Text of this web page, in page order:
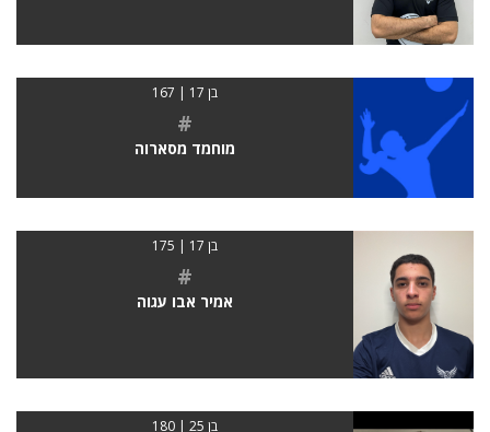
בן 17 | 167
#
מוחמד מסארוה
בן 17 | 175
#
אמיר אבו עגוה
בן 25 | 180